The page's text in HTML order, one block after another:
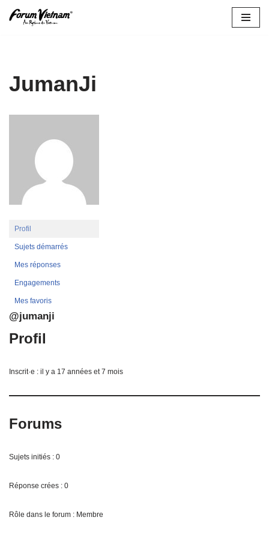
JumanJi
Profil
Sujets démarrés
Mes réponses
Engagements
Mes favoris
@jumanji
Profil
Inscrit·e : il y a 17 années et 7 mois
Forums
Sujets initiés : 0
Réponse crées : 0
Rôle dans le forum : Membre